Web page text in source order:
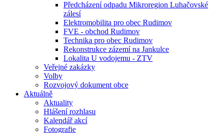
Předcházení odpadu Mikroregion Luhačovské
zálesí
Elektromobilita pro obec Rudimov
FVE - obchod Rudimov
Technika pro obec Rudimov
Rekonstrukce zázemí na Jankulce
Lokalita U vodojemu - ZTV
Veřejné zakázky
Volby
Rozvojový dokument obce
Aktuálně
Aktuality
Hlášení rozhlasu
Kalendář akcí
Fotografie